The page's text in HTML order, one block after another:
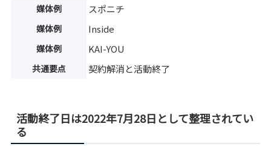
媒体例 スポニチ
媒体例 Inside
媒体例 KAI-YOU
共通要点 契約解消と活動終了
活動終了日は2022年7月28日として整理されてい
る